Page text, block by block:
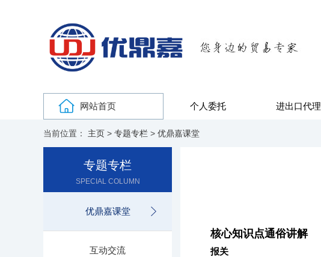
网站首页 个人委托 进出口代理
当前位置： 主页 > 专题专栏 > 优鼎嘉课堂
专题专栏
SPECIAL COLUMN
优鼎嘉课堂
互动交流
核心知识点通俗讲解
报关